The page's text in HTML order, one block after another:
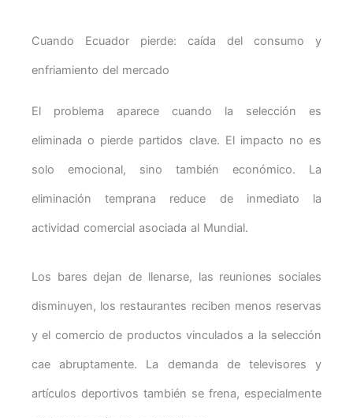
Cuando Ecuador pierde: caída del consumo y
enfriamiento del mercado
El problema aparece cuando la selección es
eliminada o pierde partidos clave. El impacto no es
solo emocional, sino también económico. La
eliminación temprana reduce de inmediato la
actividad comercial asociada al Mundial.
Los bares dejan de llenarse, las reuniones sociales
disminuyen, los restaurantes reciben menos reservas
y el comercio de productos vinculados a la selección
cae abruptamente. La demanda de televisores y
artículos deportivos también se frena, especialmente